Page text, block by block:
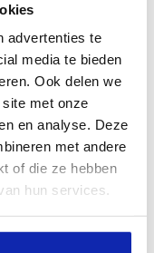
advertenties te
media te bieden
Ook delen we
met onze
en analyse. Deze
met andere
of die ze hebben
hun services.